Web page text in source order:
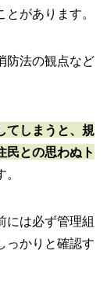
があります。
防法の観点など
てしまうと、規
民との思わぬト
には必ず管理組
っかりと確認す